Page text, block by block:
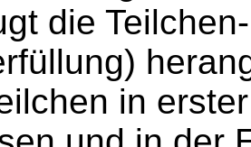
die
in